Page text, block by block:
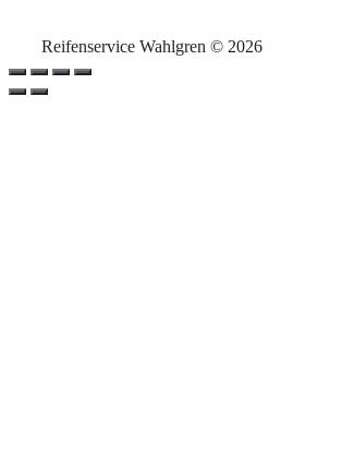
Reifenservice Wahlgren © 2026